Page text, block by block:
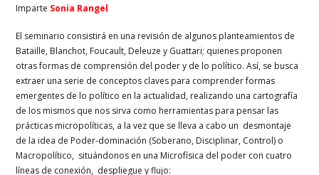
Imparte Sonia Rangel
El seminario consistirá en una revisión de algunos planteamientos de
Bataille, Blanchot, Foucault, Deleuze y Guattari; quienes proponen
otras formas de comprensión del poder y de lo político. Así, se busca
extraer una serie de conceptos claves para comprender formas
emergentes de lo político en la actualidad, realizando una cartografía
de los mismos que nos sirva como herramientas para pensar las
prácticas micropolíticas, a la vez que se lleva a cabo un desmontaje
de la idea de Poder-dominación (Soberano, Disciplinar, Control) o
Macropolítico, situándonos en una Microfísica del poder con cuatro
líneas de conexión, despliegue y flujo: